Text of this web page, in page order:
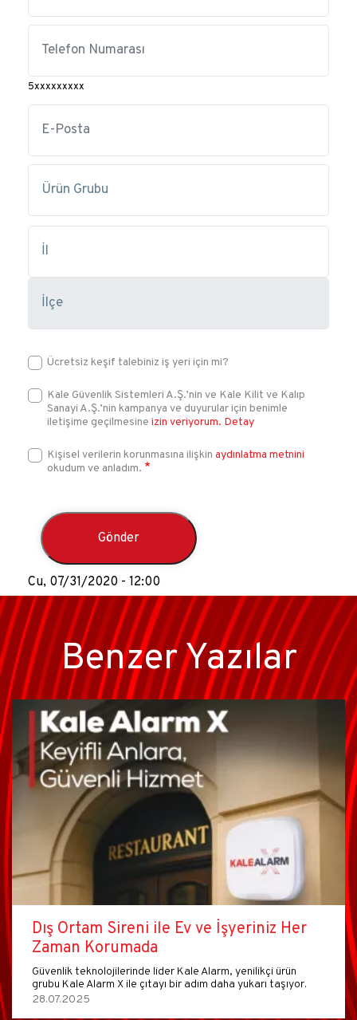
5xxxxxxxxx
Ücretsiz keşif talebiniz iş yeri için mi?
Kale Güvenlik Sistemleri A.Ş.’nin ve Kale Kilit ve Kalıp
Sanayi A.Ş.’nin kampanya ve duyurular için benimle
iletişime geçilmesine izin veriyorum. Detay
Kişisel verilerin korunmasına ilişkin aydınlatma metnini
okudum ve anladım.
Cu, 07/31/2020 - 12:00
Benzer Yazılar
Dış Ortam Sireni ile Ev ve İşyeriniz Her
Zaman Korumada
Güvenlik teknolojilerinde lider Kale Alarm, yenilikçi ürün
grubu Kale Alarm X ile çıtayı bir adım daha yukarı taşıyor.
28.07.2025